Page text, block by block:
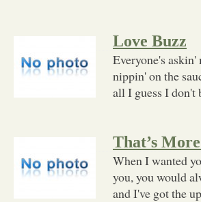
Love Buzz
Everyone's
nippin' on the
all I guess I don't
That’s
When I wanted
you, you would
and I've got the